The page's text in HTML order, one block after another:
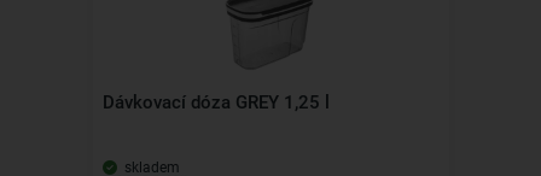
Dávkovací dóza GREY 1,25 l
skladem